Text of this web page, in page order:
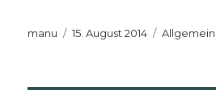
Autor
manu
Veröffentlicht
15. August 2014 Kategorien
Allgemein